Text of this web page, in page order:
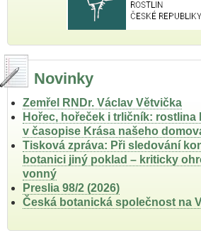
Novinky
Zemřel RNDr. Václav Větvička
Hořec, hořeček i trličník: rostlina
v časopise Krása našeho
Tisková zpráva: Při sledování
botanici jiný poklad – kriticky
vonný
Preslia 98/2 (2026)
Česká botanická společnost na